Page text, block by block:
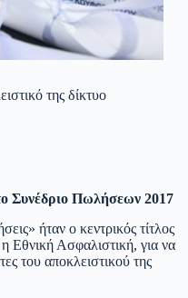
της δίκτυο
Συνέδριο Πωλήσεων 2017
ήταν ο κεντρικός τίτλος
Εθνική Ασφαλιστική, για να
του αποκλειστικού της